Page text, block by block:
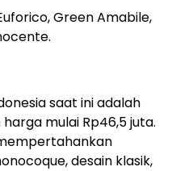
Green Amabile,
saat ini adalah
harga mulai Rp46,5 juta.
desain klasik,